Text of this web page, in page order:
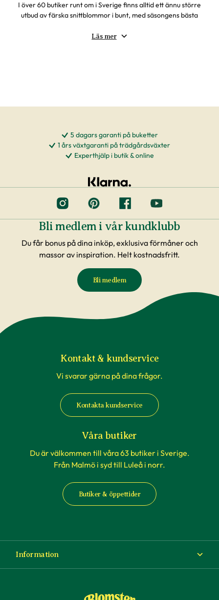
I över 60 butiker runt om i Sverige finns alltid ett ännu större
utbud av färska snittblommor i bunt, med säsongens bästa
gärna att hitta rätt blommor eller tipsa om hur du kan
Läs mer
5 dagars garanti på buketter
1 års växtgaranti på trädgårdsväxter
Experthjälp i butik & online
Bli medlem i vår kundklubb
Du får bonus på dina inköp, exklusiva förmåner och
massor av inspiration. Helt kostnadsfritt.
Bli medlem
Kontakt & kundservice
Vi svarar gärna på dina frågor.
Kontakta kundservice
Våra butiker
Du är välkommen till våra 63 butiker i Sverige.
Från Malmö i syd till Luleå i norr.
Butiker & öppettider
Information